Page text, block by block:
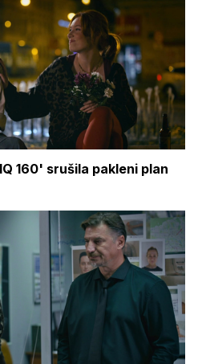
160' srušila pakleni plan